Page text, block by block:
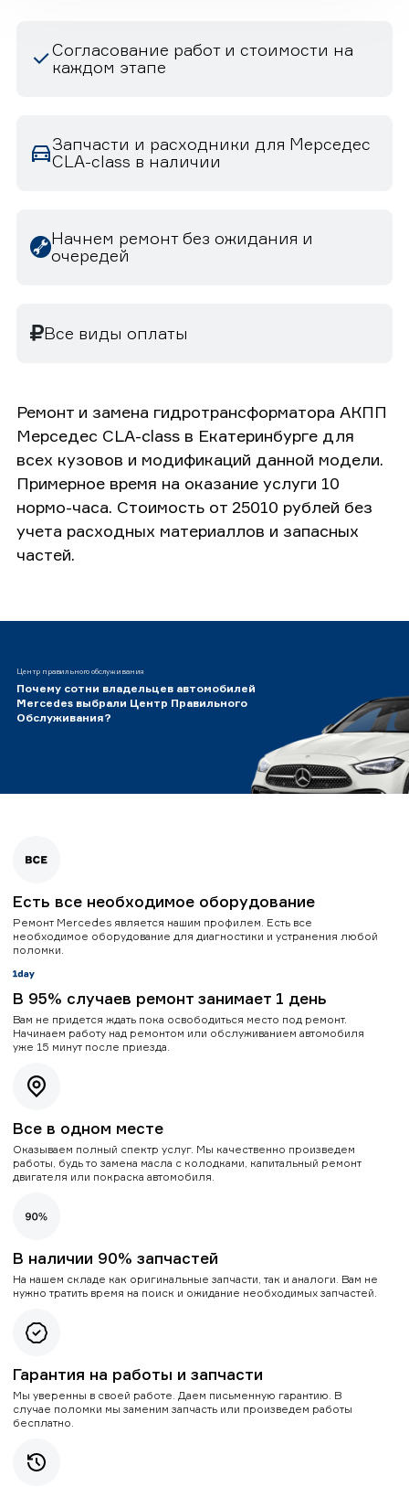
Согласование работ и стоимости на
каждом этапе
Запчасти и расходники для Мерседес
CLA-class в наличии
Начнем ремонт без ожидания и
очередей
Все виды оплаты
Ремонт и замена гидротрансформатора АКПП
Мерседес CLA-class в Екатеринбурге для
всех кузовов и модификаций данной модели.
Примерное время на оказание услуги 10
нормо-часа. Стоимость от 25010 рублей без
учета расходных материаллов и запасных
частей.
Центр правильного обслуживания
Почему сотни владельцев автомобилей
Mercedes выбрали Центр Правильного
Обслуживания?
Есть все необходимое оборудование
Ремонт Mercedes является нашим профилем. Есть все
необходимое оборудование для диагностики и устранения любой
поломки.
В 95% случаев ремонт занимает 1 день
Вам не придется ждать пока освободиться место под ремонт.
Начинаем работу над ремонтом или обслуживанием автомобиля
уже 15 минут после приезда.
Все в одном месте
Оказываем полный спектр услуг. Мы качественно произведем
работы, будь то замена масла с колодками, капитальный ремонт
двигателя или покраска автомобиля.
В наличии 90% запчастей
На нашем складе как оригинальные запчасти, так и аналоги. Вам не
нужно тратить время на поиск и ожидание необходимых запчастей.
Гарантия на работы и запчасти
Мы уверенны в своей работе. Даем письменную гарантию. В
случае поломки мы заменим запчасть или произведем работы
бесплатно.